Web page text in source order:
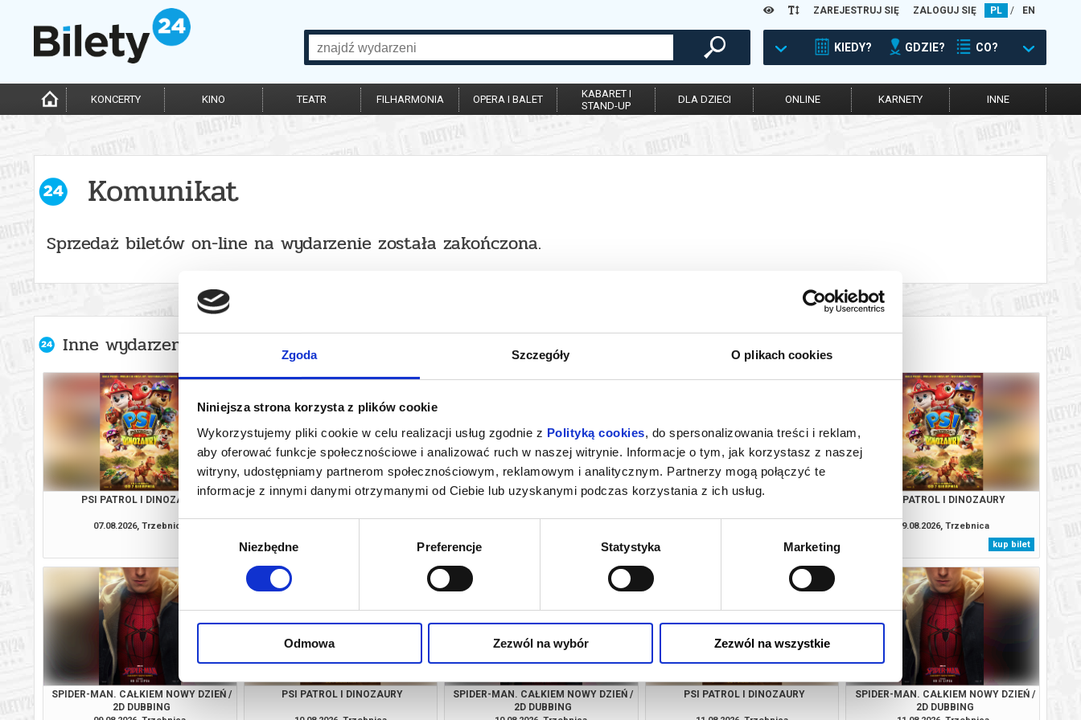
Zgoda Szczegóły O plikach cookies
Niniejsza strona korzysta z plików cookie
Wykorzystujemy pliki cookie w celu realizacji usług zgodnie z Polityką cookies, do spersonalizowania treści i reklam,
aby oferować funkcje społecznościowe i analizować ruch w naszej witrynie. Informacje o tym, jak korzystasz z naszej
witryny, udostępniamy partnerom społecznościowym, reklamowym i analitycznym. Partnerzy mogą połączyć te
informacje z innymi danymi otrzymanymi od Ciebie lub uzyskanymi podczas korzystania z ich usług.
Wybór
Niezbędne Preferencje Statystyka Marketing
Odmowa Zezwól na wybór Zezwól na wszystkie
ZAREJESTRUJ SIĘ ZALOGUJ SIĘ PL / EN
KIEDY? GDZIE? CO?
KONCERTY KINO TEATR FILHARMONIA OPERA I BALET
KABARET I
STAND-UP
DLA DZIECI ONLINE KARNETY INNE
Komunikat
Sprzedaż biletów on-line na wydarzenie została zakończona.
Inne wydarzenia organizatora
PSI PATROL I DINOZAURY
07.08.2026, Trzebnica
SPIDER-MAN. CAŁKIEM NOWY DZIEŃ /
kup bilet
PSI PATROL I DINOZAURY
kup bilet
SPIDER-MAN. CAŁKIEM NOWY DZIEŃ /
kup bilet
PSI PATROL I DINOZAURY
09.08.2026, Trzebnica
kup bilet
SPIDER-MAN. CAŁKIEM NOWY DZIEŃ /
2D DUBBING
PSI PATROL I DINOZAURY
SPIDER-MAN. CAŁKIEM NOWY DZIEŃ /
2D DUBBING
PSI PATROL I DINOZAURY
SPIDER-MAN. CAŁKIEM NOWY DZIEŃ /
2D DUBBING